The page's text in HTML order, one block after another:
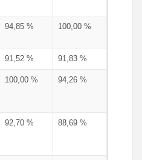
94,85 % 100,00 %
91,52 % 91,83 %
100,00 % 94,26 %
92,70 % 88,69 %